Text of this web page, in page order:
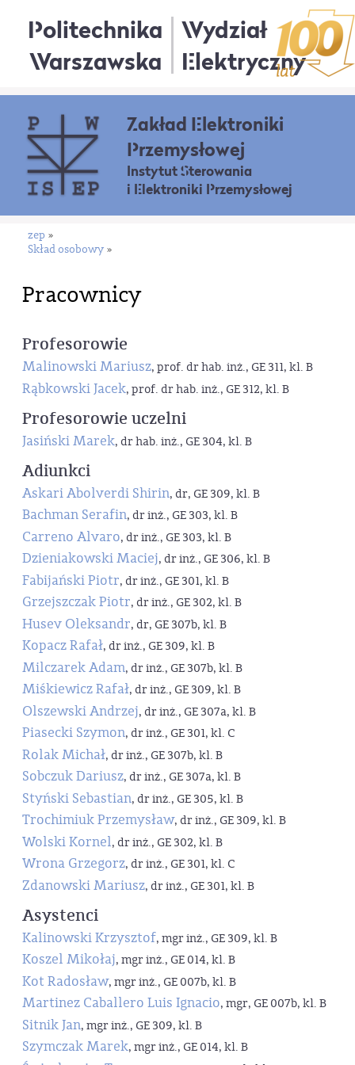
Politechnika
Warszawska
Wydział
Elektryczny
Zakład Elektroniki
Przemysłowej
Instytut Sterowania
i Elektroniki Przemysłowej
zep »
Skład osobowy »
Pracownicy
Profesorowie
Malinowski Mariusz, prof. dr hab. inż., GE 311, kl. B
Rąbkowski Jacek, prof. dr hab. inż., GE 312, kl. B
Profesorowie uczelni
Jasiński Marek, dr hab. inż., GE 304, kl. B
Adiunkci
Askari Abolverdi Shirin, dr, GE 309, kl. B
Bachman Serafin, dr inż., GE 303, kl. B
Carreno Alvaro, dr inż., GE 303, kl. B
Dzieniakowski Maciej, dr inż., GE 306, kl. B
Fabijański Piotr, dr inż., GE 301, kl. B
Grzejszczak Piotr, dr inż., GE 302, kl. B
Husev Oleksandr, dr, GE 307b, kl. B
Kopacz Rafał, dr inż., GE 309, kl. B
Milczarek Adam, dr inż., GE 307b, kl. B
Miśkiewicz Rafał, dr inż., GE 309, kl. B
Olszewski Andrzej, dr inż., GE 307a, kl. B
Piasecki Szymon, dr inż., GE 301, kl. C
Rolak Michał, dr inż., GE 307b, kl. B
Sobczuk Dariusz, dr inż., GE 307a, kl. B
Styński Sebastian, dr inż., GE 305, kl. B
Trochimiuk Przemysław, dr inż., GE 309, kl. B
Wolski Kornel, dr inż., GE 302, kl. B
Wrona Grzegorz, dr inż., GE 301, kl. C
Zdanowski Mariusz, dr inż., GE 301, kl. B
Asystenci
Kalinowski Krzysztof, mgr inż., GE 309, kl. B
Koszel Mikołaj, mgr inż., GE 014, kl. B
Kot Radosław, mgr inż., GE 007b, kl. B
Martinez Caballero Luis Ignacio, mgr, GE 007b, kl. B
Sitnik Jan, mgr inż., GE 309, kl. B
Szymczak Marek, mgr inż., GE 014, kl. B